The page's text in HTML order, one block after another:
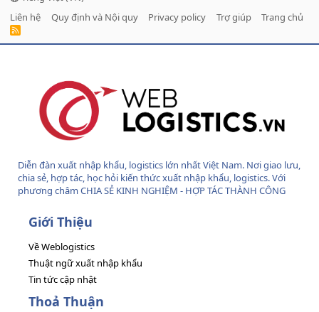
Liên hệ
Quy định và Nội quy Privacy policy Trợ giúp Trang chủ
R
Diễn đàn xuất nhập khẩu, logistics lớn nhất Việt Nam. Nơi giao lưu,
chia sẻ, hợp tác, học hỏi kiến thức xuất nhập khẩu, logistics. Với
phương châm CHIA SẺ KINH NGHIỆM - HỢP TÁC THÀNH CÔNG
Giới Thiệu
Về Weblogistics
Thuật ngữ xuất nhập khẩu
Tin tức cập nhật
Thoả Thuận